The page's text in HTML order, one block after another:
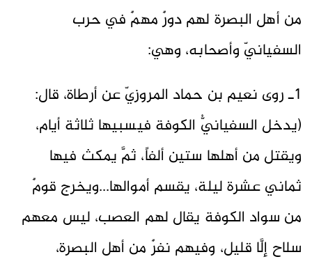
من أهل البصرة لهم دورٌ مهمٌ في حرب
السفيانيّ وأصحابه، وهي:
1ـ روى نعيم بن حماد المروزيّ عن أرطاة، قال:
(يدخل السفيانيُّ الكوفة فيسبيها ثلاثة أيام،
ويقتل من أهلها ستين ألفاً، ثمَّ يمكث فيها
ثماني عشرة ليلة، يقسم أموالها...ويخرج قومٌ
من سواد الكوفة يقال لهم العصب، ليس معهم
سلاح إلَّا قليل، وفيهم نفرٌ من أهل البصرة،